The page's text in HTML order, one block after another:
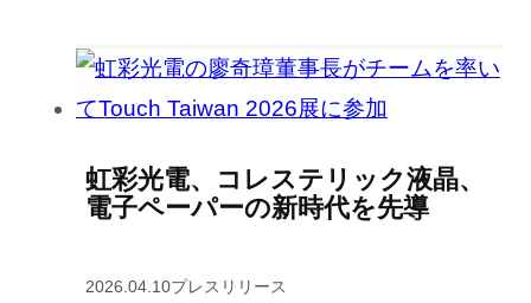
虹彩光電、コレステリック液晶、
電子ペーパーの新時代を先導
2026.04.10プレスリリース